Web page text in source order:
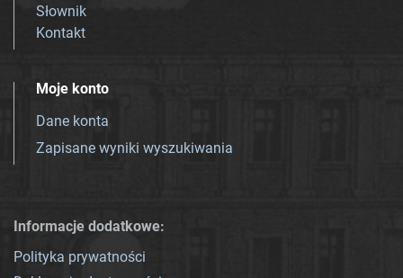
Słownik
Kontakt
Moje konto
Dane konta
Zapisane wyniki wyszukiwania
Informacje dodatkowe:
Polityka prywatności